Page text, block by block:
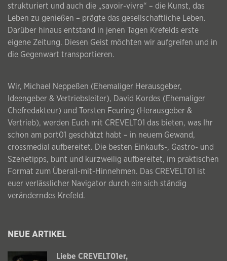
strukturiert und auch die „savoir-vivre“ – die Kunst, das
Leben zu genießen – prägte das gesellschaftliche Leben.
Darüber hinaus entstand in jenen Tagen Krefelds erste
eigene Zeitung. Diesen Geist möchten wir aufgreifen und in
die Gegenwart transportieren.
Wir, Michael Neppeßen (Ehemaliger Herausgeber,
Ideengeber & Vertriebsleiter), David Kordes (Ehemaliger
Chefredakteur) und Torsten Feuring (Herausgeber &
Vertrieb), werden Euch mit CREVELT01 das bieten, was Ihr
schon am port01 geschätzt habt – in neuem Gewand,
crossmedial aufbereitet. Die besten Einkaufs-, Gastro- und
Szenetipps, bunt und kurzweilig aufbereitet, im praktischen
Format zum Überall-mit-Hinnehmen. Das CREVELT01 ist
euer verlässlicher Navigator durch ein sich ständig
veränderndes Krefeld.
NEUE ARTIKEL
Liebe CREVELT01er,